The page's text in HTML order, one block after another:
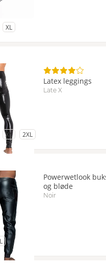
til Størrelse
XL
Latex leggings
Late X
til Størrelse
XL til Størrelse
2XL
Powerwetlook
og bløde
Noir